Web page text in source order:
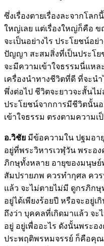
ซึ่งเรื่องตายเรื่องละจากโลก
ใหญ่เลย แต่เรื่องใหญ่ก็คือ
จะเป็นอย่างไร ประโยชน์อ
ปัญญา สะสมสิ่งที่เป็นประโย
จะมีความเข้าใจธรรมนี่แหล
เครื่องนำทางชีวิตที่ดี ที่จะน
พึ่งต่อไป ชีวิตจะยาวจะสั้นไ
ประโยชน์จากการมีชีวิตนั้น
เข้าใจธรรม ตรงตามความเ
อ.วิชัย มีข้อความใน ปฐมอา
อยู่ที่พระวิหารเวฬุวัน พระอ
ภิกษุทั้งหลาย อายุของมนุษย์
สัมปรายภพ ควรทำกุศล คว
แล้ว จะไม่ตายไม่มี ดูกรภิก
อยู่ได้เพียงร้อยปี หรือจะอยู่
ถึงว่า บุคคลที่เกิดมาแล้ว จ
อยู่ อยู่เพื่ออะไร ดังนั้นพระอ
ประพฤติพรหมจรรย์ ก็คือคุณ